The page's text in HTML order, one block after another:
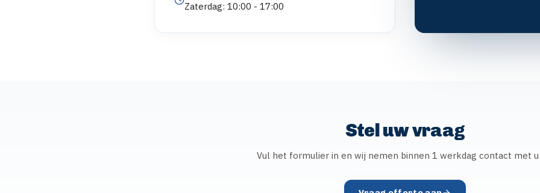
Zaterdag: 10:00 - 17:00
Stel uw vraag
Vul het formulier in en wij nemen binnen 1 werkdag contact met u